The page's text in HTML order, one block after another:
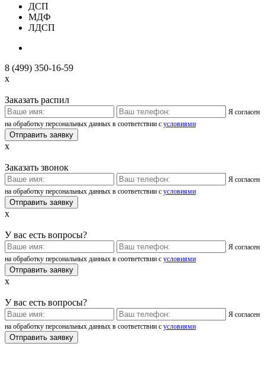
ДСП
МДФ
ЛДСП
8 (499) 350-16-59
x
Заказать распил
Я согласен
на обработку персональных данных в соответствии с условиями
x
Заказать звонок
Я согласен
на обработку персональных данных в соответствии с условиями
x
У вас есть вопросы?
Я согласен
на обработку персональных данных в соответствии с условиями
x
У вас есть вопросы?
Я согласен
на обработку персональных данных в соответствии с условиями